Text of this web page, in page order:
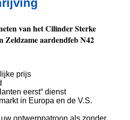
van het Cilinder Sterke
Zeldzame aardendfeb N42
prijs
eerst“ dienst
in Europa en de V.S.
ontwerppatroon als zonder